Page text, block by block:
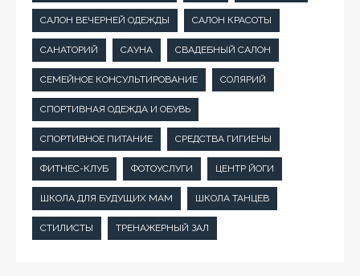
САЛОН ВЕЧЕРНЕЙ ОДЕЖДЫ САЛОН КРАСОТЫ
САНАТОРИЙ САУНА СВАДЕБНЫЙ САЛОН
СЕМЕЙНОЕ КОНСУЛЬТИРОВАНИЕ СОЛЯРИЙ
СПОРТИВНАЯ ОДЕЖДА И ОБУВЬ
СПОРТИВНОЕ ПИТАНИЕ СРЕДСТВА ГИГИЕНЫ
ФИТНЕС-КЛУБ ФОТОУСЛУГИ ЦЕНТР ЙОГИ
ШКОЛА ДЛЯ БУДУЩИХ МАМ ШКОЛА ТАНЦЕВ
СТИЛИСТЫ ТРЕНАЖЕРНЫЙ ЗАЛ